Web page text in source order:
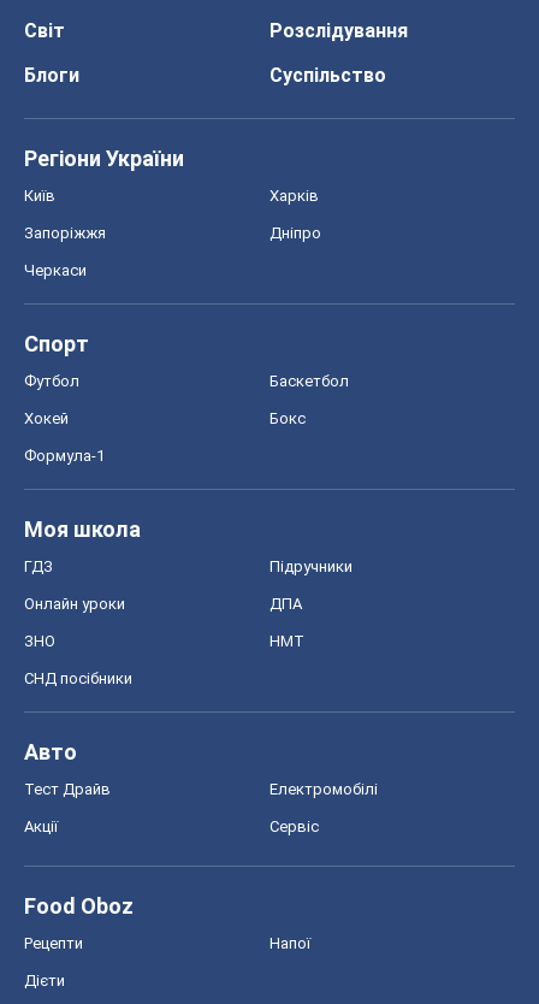
Світ
Розслідування
Блоги
Суспільство
Регіони України
Київ Харків
Запоріжжя Дніпро
Черкаси
Спорт
Футбол Баскетбол
Хокей Бокс
Формула-1
Моя школа
ГДЗ Підручники
Онлайн уроки ДПА
ЗНО НМТ
СНД посібники
Авто
Тест Драйв Електромобілі
Акції Сервіс
Food Oboz
Рецепти Напої
Дієти